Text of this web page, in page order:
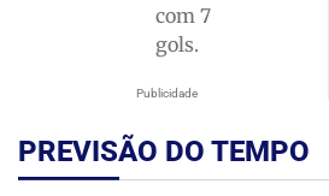
Publicidade
com 7
gols.
PREVISÃO DO TEMPO